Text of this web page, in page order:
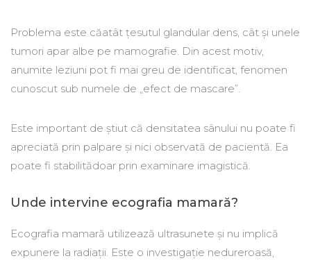
Problema este căatât țesutul glandular dens, cât și unele
tumori apar albe pe mamografie. Din acest motiv,
anumite leziuni pot fi mai greu de identificat, fenomen
cunoscut sub numele de „efect de mascare”.
Este important de știut că densitatea sânului nu poate fi
apreciată prin palpare și nici observată de pacientă. Ea
poate fi stabilitădoar prin examinare imagistică.
Unde intervine ecografia mamară?
Ecografia mamară utilizează ultrasunete și nu implică
expunere la radiații. Este o investigație nedureroasă,